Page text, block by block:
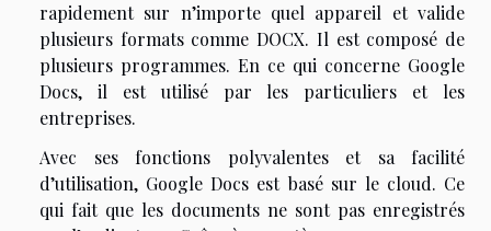
rapidement sur n’importe quel appareil et valide
plusieurs formats comme DOCX. Il est composé de
plusieurs programmes. En ce qui concerne Google
Docs, il est utilisé par les particuliers et les
entreprises.
Avec ses fonctions polyvalentes et sa facilité
d’utilisation, Google Docs est basé sur le cloud. Ce
qui fait que les documents ne sont pas enregistrés